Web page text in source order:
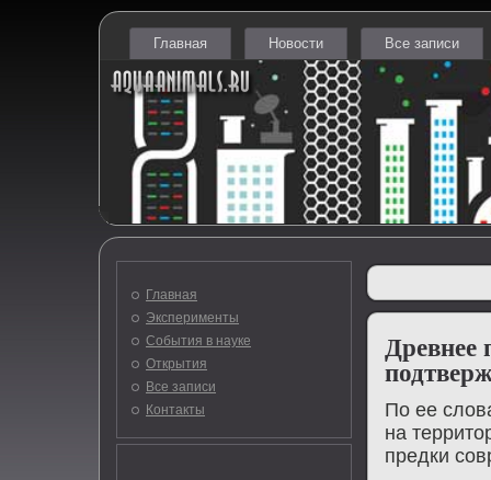
Главная Новости Все записи
Главная
Эксперименты
События в науке
Открытия
Все записи
Контакты
Древнее
По ее
на
предки